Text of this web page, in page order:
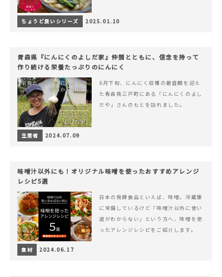
ちょうど良いシリーズ 2025.01.10
青森県『にんにくのよしだ家』仲間とともに、信念を持って
作り続ける栄養たっぷりのにんにく
6月下旬、にんにく収穫の最盛期を迎え
た青森県三戸町にある「にんにくのよし
だや」さんのもとを訪れました。
生産者 2024.07.09
味噌汁以外にも！オリジナル味噌を使ったおすすめアレンジ
レシピ5選
日本の発酵食品といえば、味噌。冷蔵庫
に常備しているけど「味噌汁以外に使い
道がわからない」という方へ、味噌を使
ったアレンジレシピをご紹介します。
食材 2024.06.17